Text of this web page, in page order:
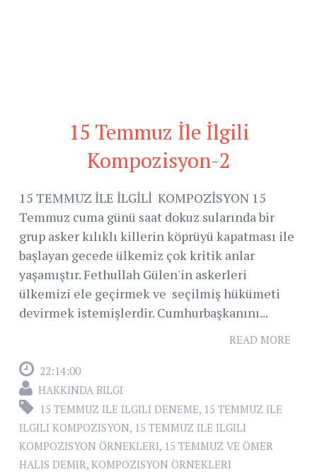
15 Temmuz İle İlgili
Kompozisyon-2
15 TEMMUZ İLE İLGİLİ KOMPOZİSYON 15
Temmuz cuma günü saat dokuz sularında bir
grup asker kılıklı killerin köprüyü kapatması ile
başlayan gecede ülkemiz çok kritik anlar
yaşamıştır. Fethullah Gülen'in askerleri
ülkemizi ele geçirmek ve seçilmiş hükümeti
devirmek istemişlerdir. Cumhurbaşkanını...
READ MORE
22:14:00
HAKKINDA BILGI
15 TEMMUZ ILE ILGILI DENEME, 15 TEMMUZ ILE
ILGILI KOMPOZISYON, 15 TEMMUZ ILE ILGILI
KOMPOZISYON ÖRNEKLERI, 15 TEMMUZ VE ÖMER
HALIS DEMIR, KOMPOZISYON ÖRNEKLERI